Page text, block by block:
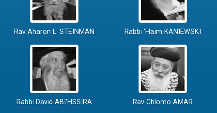
Rav Aharon L. STEINMAN Rabbi 'Haïm KANIEWSKI
Rabbi David ABI'HSSIRA Rav Chlomo AMAR